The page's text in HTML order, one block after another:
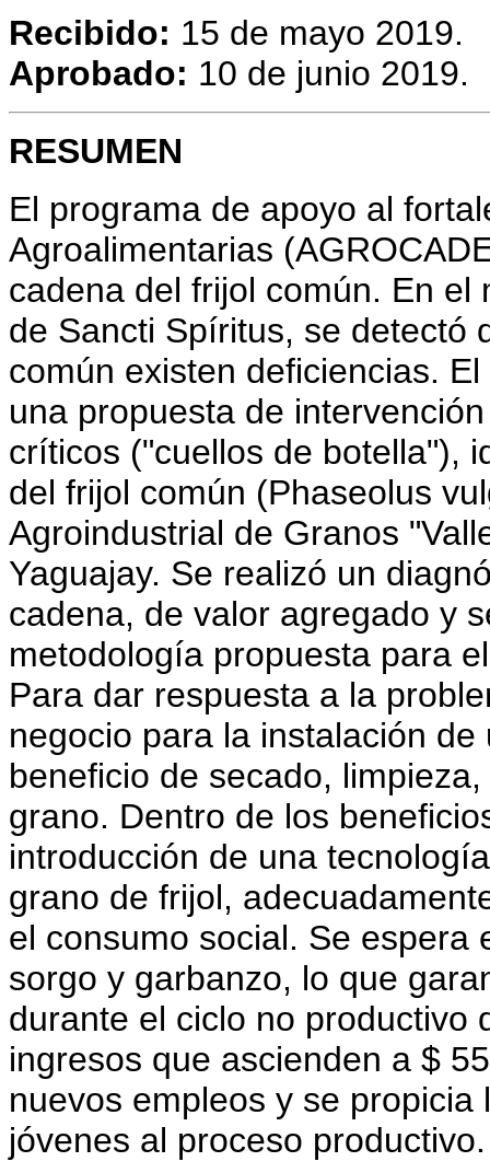
Recibido: 15 de mayo 2019.
Aprobado: 10 de junio 2019.
RESUMEN
El programa de apoyo al
Agroalimentarias
cadena del frijol común. En el
de Sancti Spíritus, se detectó
común existen deficiencias.
una propuesta de
críticos ("cuellos de botella"),
del frijol común (Phaseolus
Agroindustrial de Granos
Yaguajay. Se realizó un
cadena, de valor agregado y
metodología propuesta para
Para dar respuesta a la
negocio para la instalación
beneficio de secado,
grano. Dentro de los
introducción de una
grano de frijol,
el consumo social. Se espera
sorgo y garbanzo, lo que
durante el ciclo no productivo
ingresos que ascienden a $
nuevos empleos y se
jóvenes al proceso productivo.